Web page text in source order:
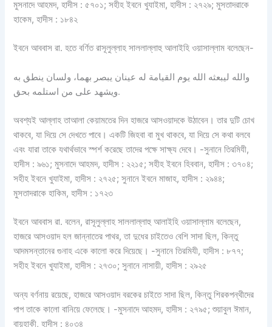
মুসনাদে আহমদ, হাদীস : ৫৭০১; সহীহ ইবনে খুযাইমা, হাদীস : ২৭২৯; মুসতাদরাকে
হাকেম, হাদীস : ১৮৪২
ইবনে আববাস রা. হতে বর্ণিত রাসূলুল্লাহ সাললাল্লাহু আলাইহি ওয়াসাল্লাম বলেছেন-
والله ليبعثه الله يوم القيامة له عينان يبصر بهما، ولسان ينطق به
ويشهد على من استلمه بحق.
অবশ্যই আল্লাহ তাআলা কেয়ামতের দিন হাজরে আসওয়াদকে উঠাবেন। তার দুটি চোখ
থাকবে, যা দিয়ে সে দেখতে পাবে। একটি জিহবা বা মুখ থাকবে, যা দিয়ে সে কথা বলবে
এবং যারা তাকে যথার্থভাবে স্পর্শ করেছে তাদের পক্ষে সাক্ষ্য দেবে। -সুনানে তিরমিযী,
হাদীস : ৯৬১; মুসনাদে আহমদ, হাদীস : ২২১৫; সহীহ ইবনে হিববান, হাদীস : ৩৭০৪;
সহীহ ইবনে খুযাইমা, হাদীস : ২৭২৫; সুনানে ইবনে মাজাহ, হাদীস : ২৯৪৪;
মুসতাদরাকে হাকিম, হাদীস : ১৭২৩
ইবনে আববাস রা. বলেন, রাসূলুল্লাহ সাললাল্লাহু আলাইহি ওয়াসাল্লাম বলেছেন,
হাজরে আসওয়াদ হল জান্নাতের পাথর, তা দুধের চাইতেও বেশি সাদা ছিল, কিন্তু
আদমসন্তানের গুনাহ একে কালো করে দিয়েছে। -সুনানে তিরমিযী, হাদীস : ৮৭৭;
সহীহ ইবনে খুযাইমা, হাদীস : ২৭৩০; সুনানে নাসায়ী, হাদীস : ২৯২৫
অন্য বর্ণনায় রয়েছে, হাজরে আসওয়াদ বরকের চাইতে সাদা ছিল, কিন্তু শিরকপন্থীদের
পাপ তাকে কালো বানিয়ে ফেলেছে। -মুসনাদে আহমদ, হাদীস : ২৭৯৫; শুয়াবুল ঈমান,
বায়হাকী, হাদীস : ৪০৩৪